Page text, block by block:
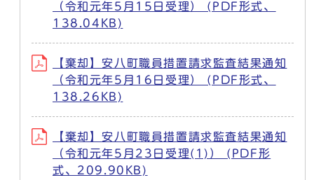
（令和元年5月15日受理） (PDF形式、
138.04KB)
【棄却】安八町職員措置請求監査結果通知
（令和元年5月16日受理） (PDF形式、
138.26KB)
【棄却】安八町職員措置請求監査結果通知
（令和元年5月23日受理(1)） (PDF形
式、209.90KB)